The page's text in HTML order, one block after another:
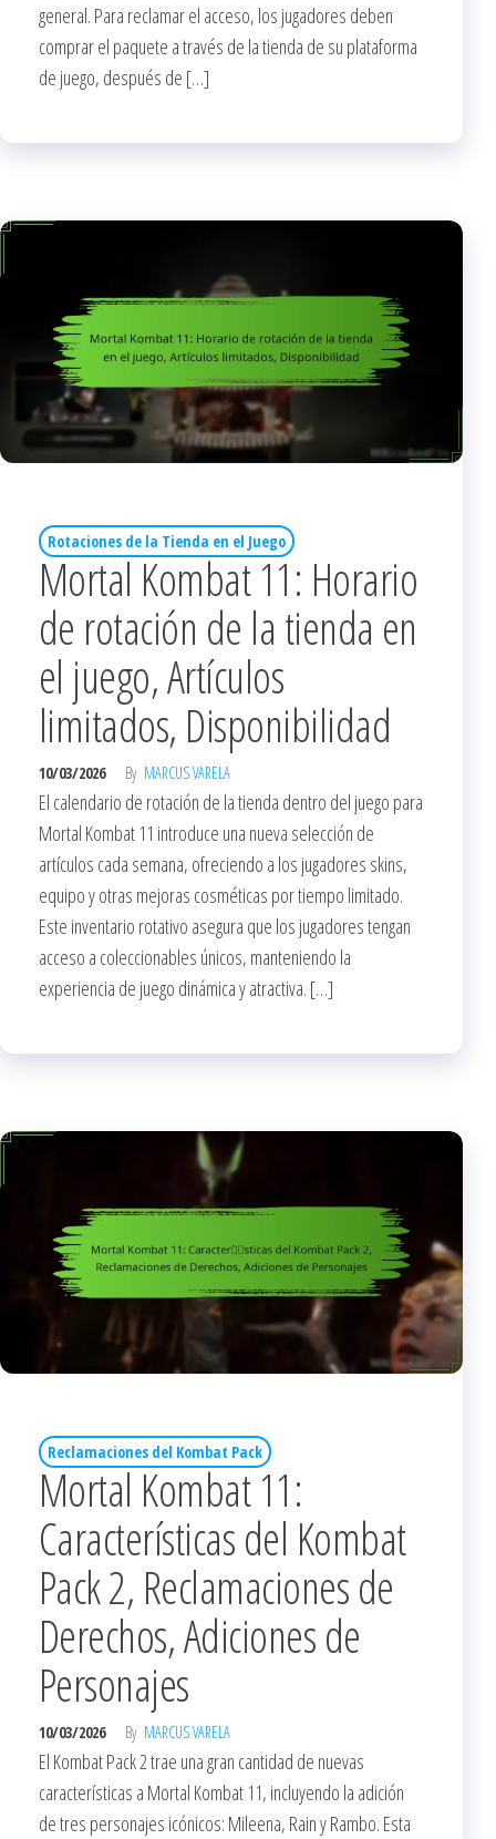
general. Para reclamar el acceso, los jugadores deben
comprar el paquete a través de la tienda de su plataforma
de juego, después de […]
Rotaciones de la Tienda en el Juego
Mortal Kombat 11: Horario
de rotación de la tienda en
el juego, Artículos
limitados, Disponibilidad
10/03/2026 By MARCUS VARELA
El calendario de rotación de la tienda dentro del juego para
Mortal Kombat 11 introduce una nueva selección de
artículos cada semana, ofreciendo a los jugadores skins,
equipo y otras mejoras cosméticas por tiempo limitado.
Este inventario rotativo asegura que los jugadores tengan
acceso a coleccionables únicos, manteniendo la
experiencia de juego dinámica y atractiva. […]
Reclamaciones del Kombat Pack
Mortal Kombat 11:
Características del Kombat
Pack 2, Reclamaciones de
Derechos, Adiciones de
Personajes
10/03/2026 By MARCUS VARELA
El Kombat Pack 2 trae una gran cantidad de nuevas
características a Mortal Kombat 11, incluyendo la adición
de tres personajes icónicos: Mileena, Rain y Rambo. Esta